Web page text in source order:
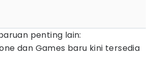
penting lain:
dan Games baru kini tersedia